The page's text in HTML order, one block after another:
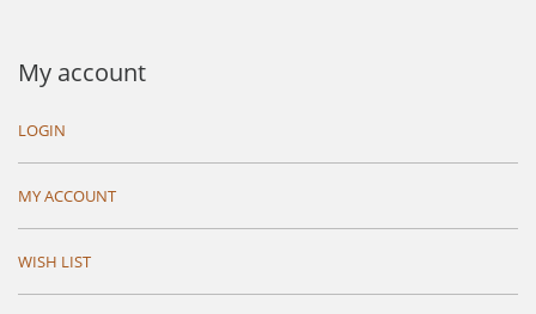
My account
LOGIN
MY ACCOUNT
WISH LIST